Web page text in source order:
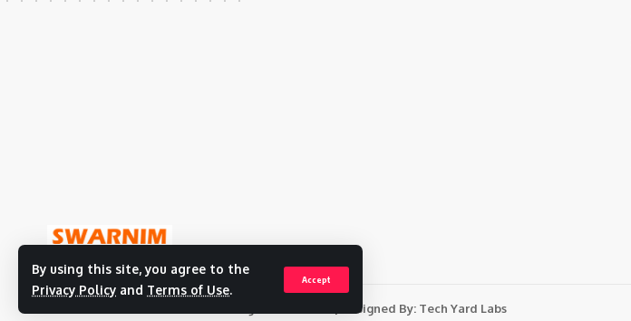
By using this site, you agree to the
Privacy Policy and Terms of Use.
Accept
© 2023 Swarnim Bharat Live. All Rights Reserved. | Designed By: Tech Yard Labs